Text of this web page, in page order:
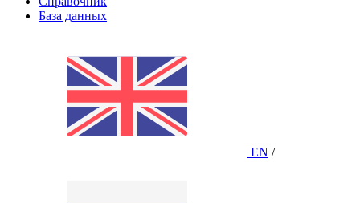
База данных
EN /